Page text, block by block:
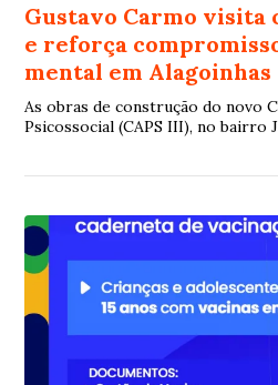
Gustavo Carmo visita
e reforça
mental em Alagoinhas
As obras de construção do novo
Psicossocial (CAPS III), no bairro